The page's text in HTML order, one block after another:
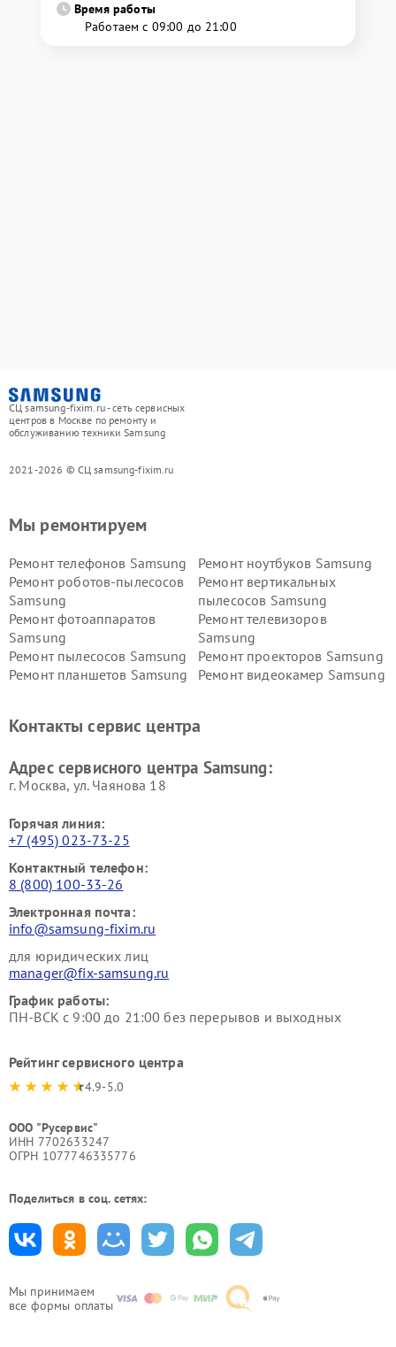
Время работы
Работаем с 09:00 до 21:00
СЦ samsung-fixim.ru - сеть сервисных
центров в Москве по ремонту и
обслуживанию техники Samsung
2021-2026 © СЦ samsung-fixim.ru
Мы принимаем
все формы оплаты
Мы ремонтируем
Ремонт телефонов Samsung
Ремонт ноутбуков Samsung
Ремонт роботов-пылесосов
Samsung
Ремонт вертикальных
пылесосов Samsung
Ремонт фотоаппаратов
Samsung
Ремонт телевизоров
Samsung
Ремонт пылесосов Samsung
Ремонт проекторов Samsung
Ремонт планшетов Samsung
Ремонт видеокамер Samsung
Контакты сервис центра
Адрес сервисного центра Samsung:
г. Москва, ул. Чаянова 18
Горячая линия:
+7 (495) 023-73-25
Контактный телефон:
8 (800) 100-33-26
Электронная почта:
info@samsung-fixim.ru
для юридических лиц
manager@fix-samsung.ru
График работы:
ПН-ВСК с 9:00 до 21:00 без перерывов и выходных
Рейтинг сервисного центра
4.9-5.0
ООО "Русервис"
ИНН 7702633247
ОГРН 1077746335776
Поделиться в соц. сетях: